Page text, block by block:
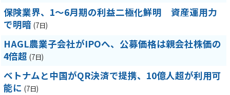
保険業界、1～6月期の利益二極化鮮明 資産運用力
で明暗 (7日)
HAGL農業子会社がIPOへ、公募価格は親会社株価の
4倍超 (7日)
ベトナムと中国がQR決済で提携、10億人超が利用可
能に (7日)